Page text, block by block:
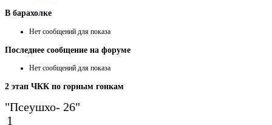
В барахолке
Нет сообщений для показа
Последнее сообщение на форуме
Нет сообщений для показа
2 этап ЧКК по горным гонкам
"Псеушхо- 26"
1